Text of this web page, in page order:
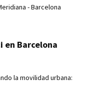
- Barcelona
en Barcelona
la movilidad urbana: